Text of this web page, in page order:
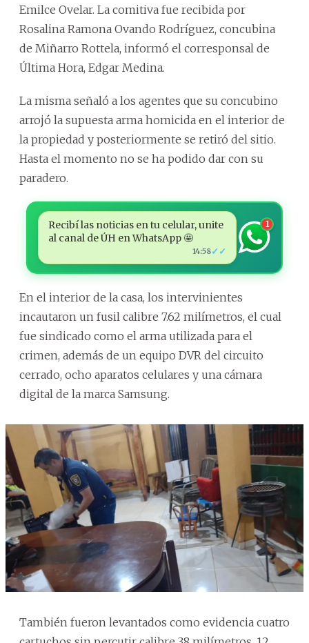
Emilce Ovelar. La comitiva fue recibida por
Rosalina Ramona Ovando Rodríguez, concubina
de Miñarro Rottela, informó el corresponsal de
Última Hora, Edgar Medina.
La misma señaló a los agentes que su concubino
arrojó la supuesta arma homicida en el interior de
la propiedad y posteriormente se retiró del sitio.
Hasta el momento no se ha podido dar con su
paradero.
Recibí las noticias en tu celular, unite
al canal de ÚH en WhatsApp 🤩
14:58✓✓
1
En el interior de la casa, los intervinientes
incautaron un fusil calibre 7.62 milímetros, el cual
fue sindicado como el arma utilizada para el
crimen, además de un equipo DVR del circuito
cerrado, ocho aparatos celulares y una cámara
digital de la marca Samsung.
También fueron levantados como evidencia cuatro